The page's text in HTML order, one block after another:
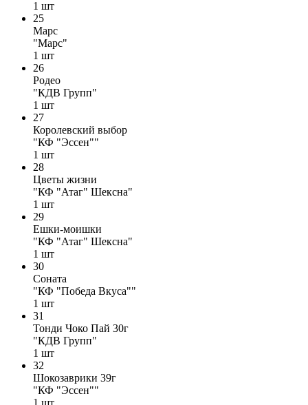
1 шт
25
Марс
"Марс"
1 шт
26
Родео
"КДВ Групп"
1 шт
27
Королевский выбор
"КФ "Эссен""
1 шт
28
Цветы жизни
"КФ "Атаг" Шексна"
1 шт
29
Ешки-моишки
"КФ "Атаг" Шексна"
1 шт
30
Соната
"КФ "Победа Вкуса""
1 шт
31
Тонди Чоко Пай 30г
"КДВ Групп"
1 шт
32
Шокозаврики 39г
"КФ "Эссен""